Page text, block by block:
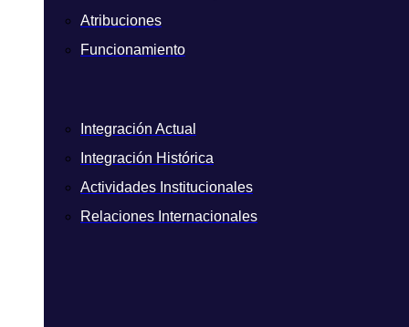
Atribuciones
Funcionamiento
Integración Actual
Integración Histórica
Actividades Institucionales
Relaciones Internacionales